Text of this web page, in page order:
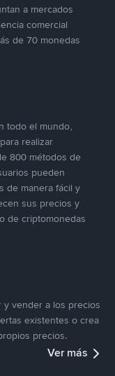
a mercados
comercial
de 70 monedas
todo el mundo,
realizar
800 métodos de
pueden
de manera fácil y
sus precios y
de criptomonedas
y vender a los precios
existentes o crea
precios.
Ver más